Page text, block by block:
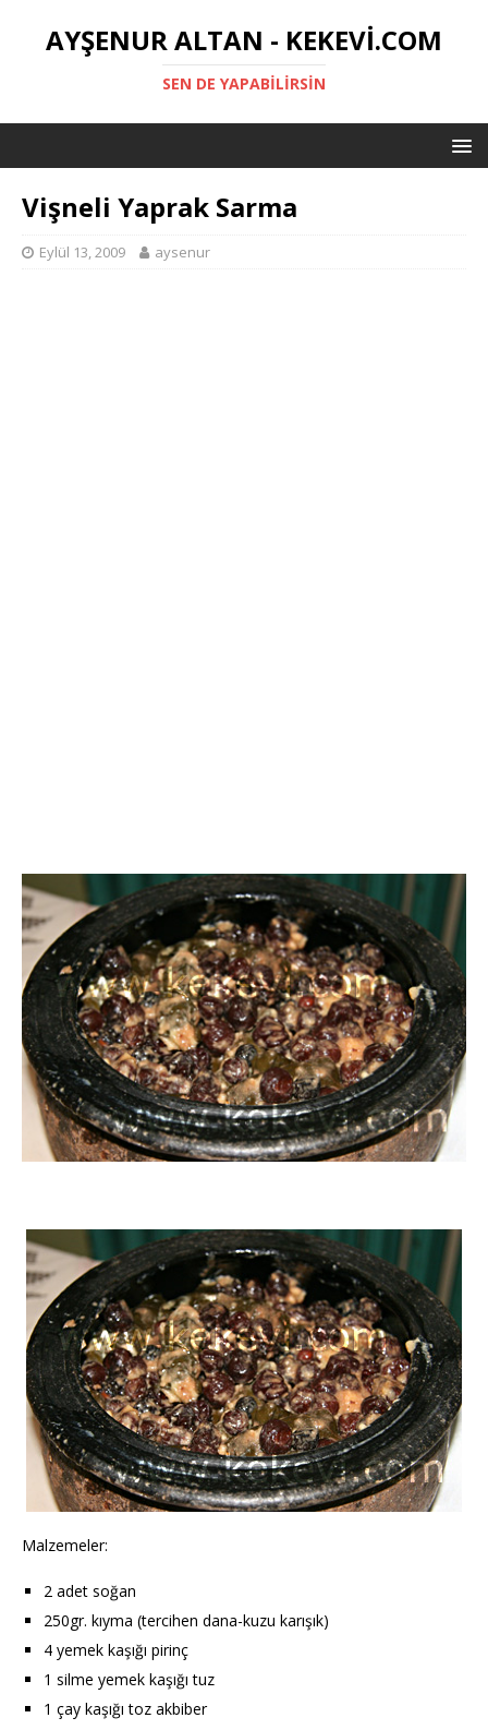
AYŞENUR ALTAN - KEKEVI.COM
SEN DE YAPABILIRSIN
Vişneli Yaprak Sarma
Eylül 13, 2009 aysenur
Malzemeler:
2 adet soğan
250gr. kıyma (tercihen dana-kuzu karışık)
4 yemek kaşığı pirinç
1 silme yemek kaşığı tuz
1 çay kaşığı toz akbiber